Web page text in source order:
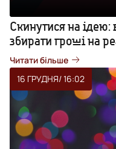
Скинутися на ідею:
збирати гроші на
Читати більше
16 ГРУДНЯ/ 16:02